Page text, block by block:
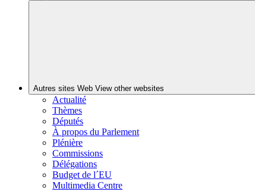
Autres sites Web View other websites
Actualité
Thèmes
Députés
À propos du Parlement
Plénière
Commissions
Délégations
Budget de l´EU
Multimedia Centre